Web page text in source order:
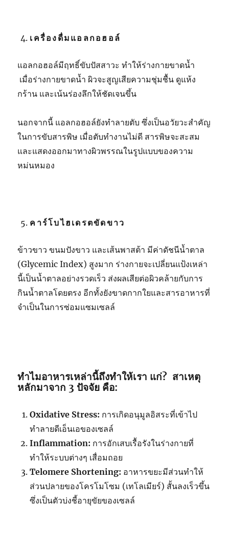
เครื่องดื่มแอลกอฮอล์
แอลกอฮอล์มีฤทธิ์ขับปัสสาวะ ทำให้ร่างกายขาดน้ำ
เมื่อร่างกายขาดน้ำ ผิวจะสูญเสียความชุ่มชื้น ดูแห้ง
กร้าน และเน้นร่องลึกให้ชัดเจนขึ้น
นอกจากนี้ แอลกอฮอล์ยังทำลายตับ ซึ่งเป็นอวัยวะสำคัญ
ในการขับสารพิษ เมื่อตับทำงานไม่ดี สารพิษจะสะสม
และแสดงออกมาทางผิวพรรณในรูปแบบของความ
หม่นหมอง
คาร์โบไฮเดรตขัดขาว
ข้าวขาว ขนมปังขาว และเส้นพาสต้า มีค่าดัชนีน้ำตาล
(Glycemic Index) สูงมาก ร่างกายจะเปลี่ยนแป้งเหล่า
นี้เป็นน้ำตาลอย่างรวดเร็ว ส่งผลเสียต่อผิวคล้ายกับการ
กินน้ำตาลโดยตรง อีกทั้งยังขาดกากใยและสารอาหารที่
จำเป็นในการซ่อมแซมเซลล์
ทำไมอาหารเหล่านี้ถึงทำให้เรา แก่? สาเหตุ
หลักมาจาก 3 ปัจจัย คือ:
Oxidative Stress: การเกิดอนุมูลอิสระที่เข้าไป
ทำลายดีเอ็นเอของเซลล์
Inflammation: การอักเสบเรื้อรังในร่างกายที่
ทำให้ระบบต่างๆ เสื่อมถอย
Telomere Shortening: อาหารขยะมีส่วนทำให้
ส่วนปลายของโครโมโซม (เทโลเมียร์) สั้นลงเร็วขึ้น
ซึ่งเป็นตัวบ่งชี้อายุขัยของเซลล์